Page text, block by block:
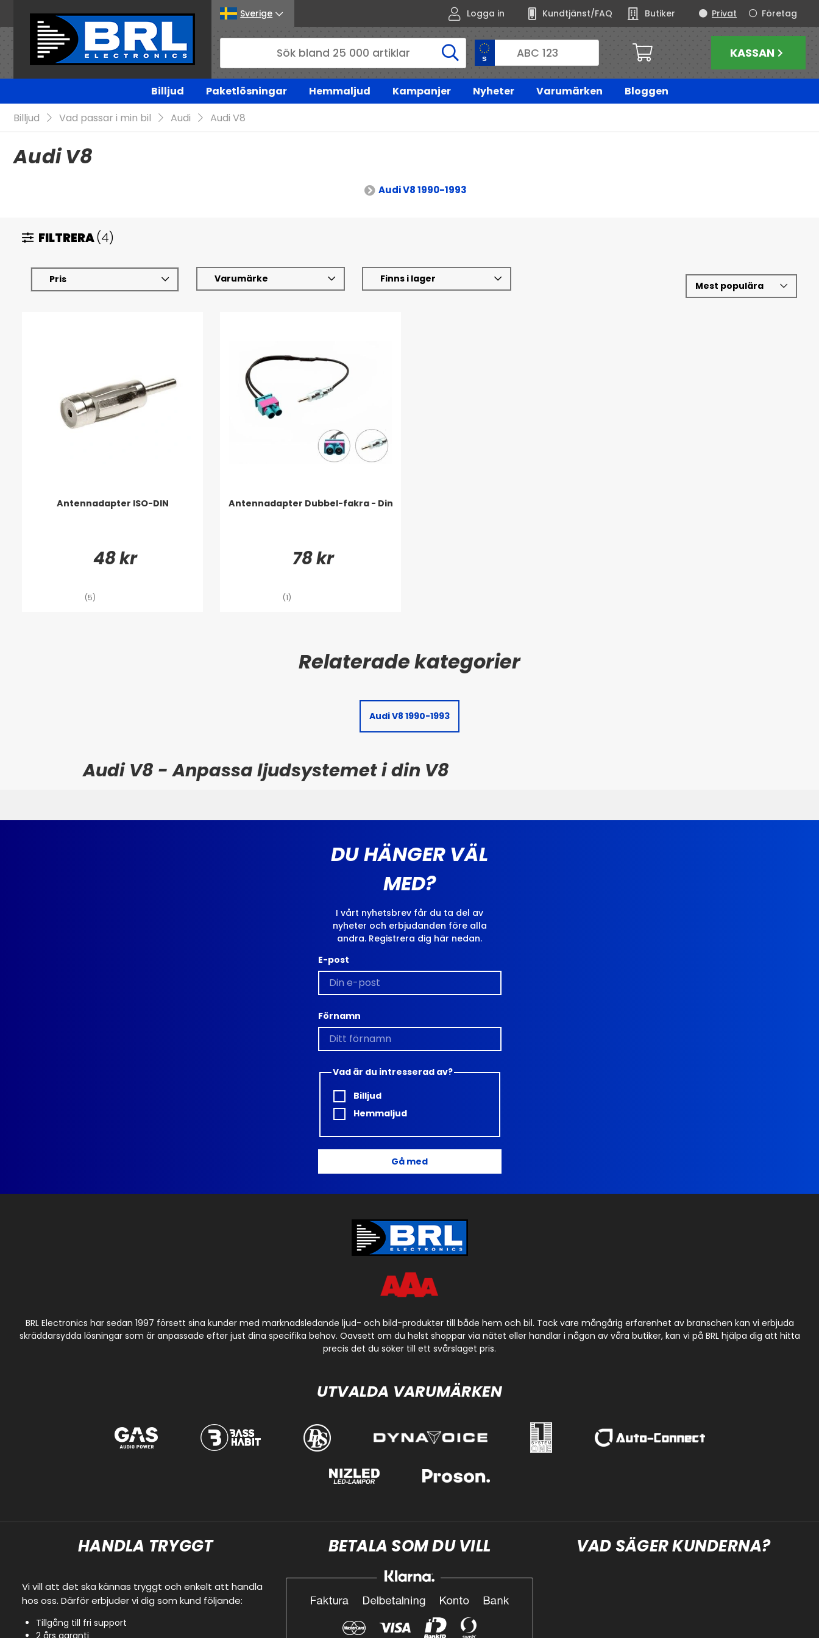
Sverige Logga in Kundtjänst/FAQ Butiker Företag
Privat
KASSAN
Billjud Paketlösningar Hemmaljud Kampanjer Nyheter Varumärken
Bloggen
Billjud
Vad passar i min bil Audi Audi V8
Audi V8
Audi V8 1990-1993
FILTRERA(4)
Pris Varumärke Finns i lager
Antennadapter ISO-DIN
48 kr
(5)
Antennadapter Dubbel-fakra - Din
78 kr
(1)
Audi V8 1990-1993
Audi V8 - Anpassa ljudsystemet i din V8
DU HÄNGER VÄL
MED?
I vårt nyhetsbrev får du ta del av
nyheter och erbjudanden före alla
andra. Registrera dig här nedan.
E-post
Förnamn
Vad är du intresserad av?
Billjud
Hemmaljud
Gå med
BRL Electronics har sedan 1997 försett sina kunder med marknadsledande ljud- och bild-produkter till både hem och bil. Tack vare mångårig erfarenhet av branschen kan vi erbjuda
skräddarsydda lösningar som är anpassade efter just dina specifika behov. Oavsett om du helst shoppar via nätet eller handlar i någon av våra butiker, kan vi på BRL hjälpa dig att hitta
precis det du söker till ett svårslaget pris.
UTVALDA VARUMÄRKEN
HANDLA TRYGGT
Vi vill att det ska kännas tryggt och enkelt att handla
hos oss. Därför erbjuder vi dig som kund följande:
Tillgång till fri support
2 års garanti
BETALA SOM DU VILL VAD SÄGER KUNDERNA?